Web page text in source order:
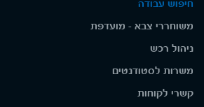
חיפוש עבודה
משוחררי צבא - מועדפת
ניהול רכש
משרות לסטודנטים
קשרי לקוחות